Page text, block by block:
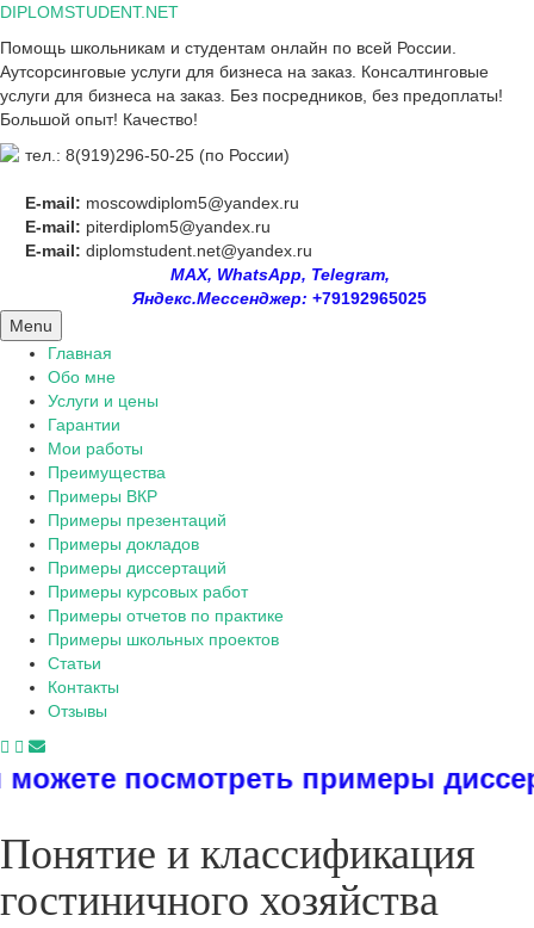
Skip
content
DIPLOMSTUDENT.NET
Помощь школьникам и студентам онлайн по всей России.
Аутсорсинговые услуги для бизнеса на заказ. Консалтинговые
услуги для бизнеса на заказ. Без посредников, без предоплаты!
Большой опыт! Качество!
тел.: 8(919)296-50-25 (по России)
E-mail: moscowdiplom5@yandex.ru
E-mail: piterdiplom5@yandex.ru
E-mail: diplomstudent.net@yandex.ru
MAX, WhatsApp, Telegram,
Яндекс.Мессенджер: +79192965025
Menu
Главная
Обо мне
Услуги и цены
Гарантии
Мои работы
Преимущества
Примеры ВКР
Примеры презентаций
Примеры докладов
Примеры диссертаций
Примеры курсовых работ
Примеры отчетов по практике
Примеры школьных проектов
Статьи
Контакты
Отзывы
примеры диссертаций,
Понятие и классификация
гостиничного хозяйства